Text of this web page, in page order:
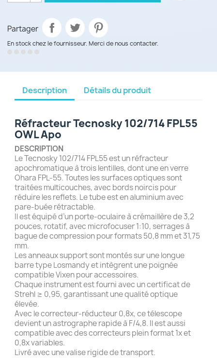
Partager
En stock chez le fournisseur. Merci de nous contacter.
Description Détails du produit
Réfracteur Tecnosky 102/714 FPL55
OWL Apo
DESCRIPTION
Le Tecnosky 102/714 FPL55 est un réfracteur
apochromatique à trois lentilles, dont une en verre
Ohara FPL-55. Toutes les surfaces optiques sont
traitées multicouches, avec bords noircis pour
réduire les reflets. Le tube est en aluminium avec
pare-buée rétractable.
Il est équipé d’un porte-oculaire à crémaillère de 3,2
pouces, rotatif, avec microfocuser 1:10, serrages à
bague de compression pour formats 50,8 mm et 31,75
mm.
Les anneaux support sont montés sur une longue
barre type Losmandy et intègrent une poignée
compatible Vixen pour accessoires.
Chaque instrument est fourni avec un certificat de
Strehl ≥ 0,95, garantissant une qualité optique
élevée.
Avec le correcteur-réducteur 0,8x, ce télescope
devient un astrographe rapide à F/4,8. Il est aussi
compatible avec des correcteurs plein format 1x et
0,8x variables.
Livré avec une valise rigide de transport.